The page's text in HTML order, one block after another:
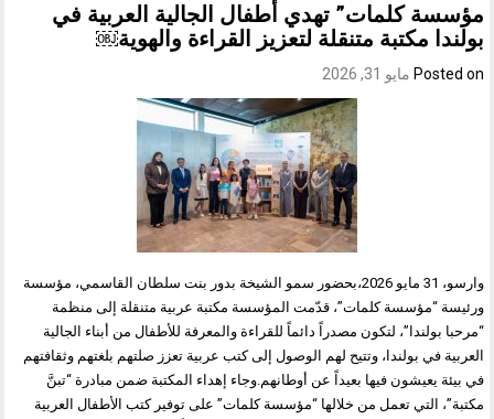
مؤسسة كلمات” تهدي أطفال الجالية العربية في
بولندا مكتبة متنقلة لتعزيز القراءة والهوية￼
Posted on مايو 31, 2026
وارسو، 31 مايو 2026،بحضور سمو الشيخة بدور بنت سلطان القاسمي، مؤسسة
ورئيسة “مؤسسة كلمات”، قدّمت المؤسسة مكتبة عربية متنقلة إلى منظمة
“مرحبا بولندا”، لتكون مصدراً دائماً للقراءة والمعرفة للأطفال من أبناء الجالية
العربية في بولندا، وتتيح لهم الوصول إلى كتب عربية تعزز صلتهم بلغتهم وثقافتهم
في بيئة يعيشون فيها بعيداً عن أوطانهم.وجاء إهداء المكتبة ضمن مبادرة “تبنَّ
مكتبة”، التي تعمل من خلالها “مؤسسة كلمات” على توفير كتب الأطفال العربية